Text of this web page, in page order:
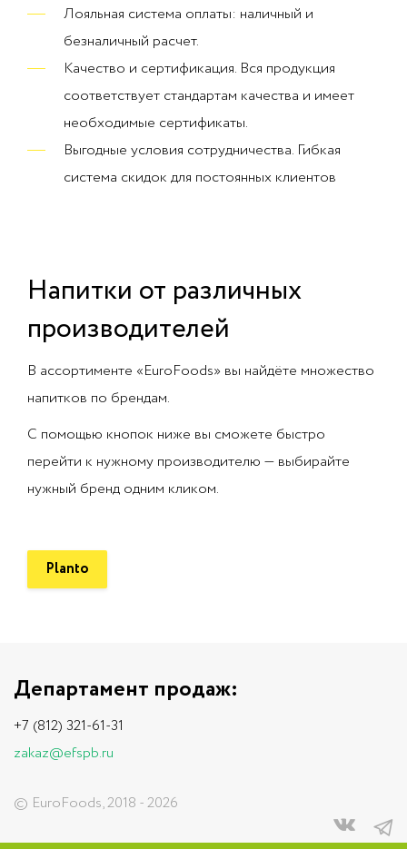
Лояльная система оплаты: наличный и
безналичный расчет.
Качество и сертификация. Вся продукция
соответствует стандартам качества и имеет
необходимые сертификаты.
Выгодные условия сотрудничества. Гибкая
система скидок для постоянных клиентов
Напитки от различных
производителей
В ассортименте «EuroFoods» вы найдёте множество
напитков по брендам.
С помощью кнопок ниже вы сможете быстро
перейти к нужному производителю — выбирайте
нужный бренд одним кликом.
Planto
© EuroFoods, 2018 - 2026
Департамент продаж:
+7 (812) 321-61-31
zakaz@efspb.ru